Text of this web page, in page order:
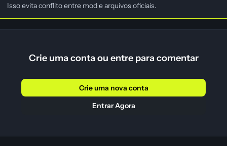
Isso evita conflito entre mod e arquivos oficiais.
Crie uma conta ou entre para comentar
Crie uma nova conta
Entrar Agora